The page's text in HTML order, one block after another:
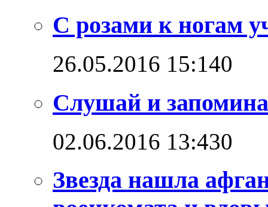
С розами к ногам
26.05.2016 15:140
Слушай и
02.06.2016 13:430
Звезда нашла